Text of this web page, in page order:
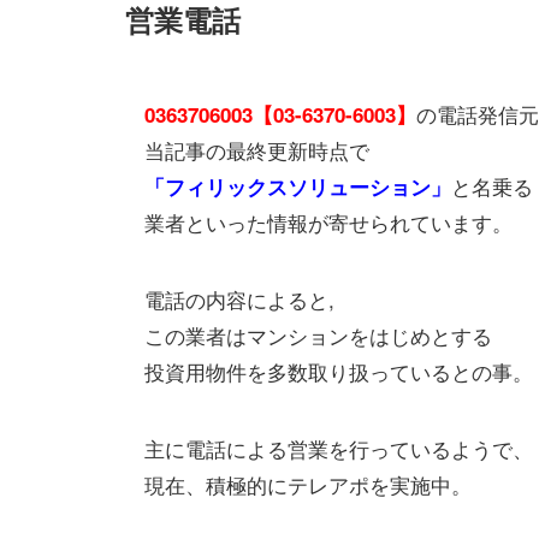
営業電話
0363706003【03-6370-6003】 の電話発信
当記事の最終更新時点で
「フィリックスソリューション」 と名乗る
業者といった情報が寄せられています。
電話の内容によると,
この業者はマンションをはじめとする
投資用物件を多数取り扱っているとの事。
主に電話による営業を行っているようで、
現在、積極的にテレアポを実施中。